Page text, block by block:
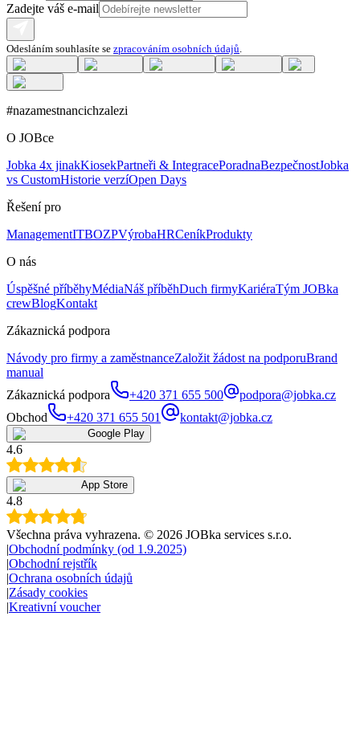
Zadejte váš e-mail
Odesláním souhlasíte se zpracováním osobních údajů.
#nazamestnancichzalezi
O JOBce
Jobka 4x jinakKiosekPartneři & IntegracePoradnaBezpečnostJobka
vs CustomHistorie verzíOpen Days
Řešení pro
ManagementITBOZPVýrobaHRCeníkProdukty
O nás
Úspěšné příběhyMédiaNáš příběhDuch firmyKariéraTým JOBka
crewBlogKontakt
Zákaznická podpora
Návody pro firmy a zaměstnanceZaložit žádost na podporuBrand
manual
Zákaznická podpora
+420 371 655 500
podpora@jobka.cz
Obchod
+420 371 655 501 kontakt@jobka.cz
Google Play
4.6
App Store
4.8
Všechna práva vyhrazena. © 2026 JOBka services s.r.o.
|Obchodní podmínky (od 1.9.2025)
|Obchodní rejstřík
|Ochrana osobních údajů
|Zásady cookies
|Kreativní voucher